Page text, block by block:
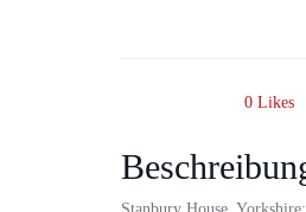
0 Likes